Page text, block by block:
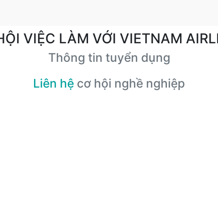
VIỆC LÀM VỚI VIETNAM
Thông tin tuyển dụng
Liên hệ cơ hội nghề nghiệp